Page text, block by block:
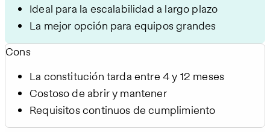
Ideal para la escalabilidad a largo plazo
La mejor opción para equipos grandes
Cons
La constitución tarda entre 4 y 12 meses
Costoso de abrir y mantener
Requisitos continuos de cumplimiento